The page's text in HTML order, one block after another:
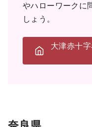
やハローワークに
しょう。
大津赤十